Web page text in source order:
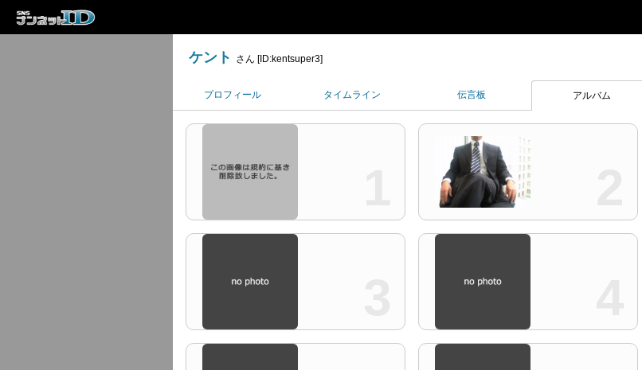
ケント さん [ID:kentsuper3]
プロフィール タイムライン 伝言板 アルバム